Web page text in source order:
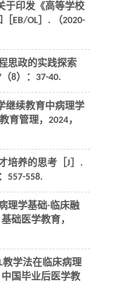
于印发《高等学校
EB/OL］. （2020-
思政的实践探索
（8）：37-40.
继续教育中病理学
育管理， 2024，
培养的思考［J］.
557-558.
理学基础-临床融
基础医学教育，
教学法在临床病理
中国毕业后医学教